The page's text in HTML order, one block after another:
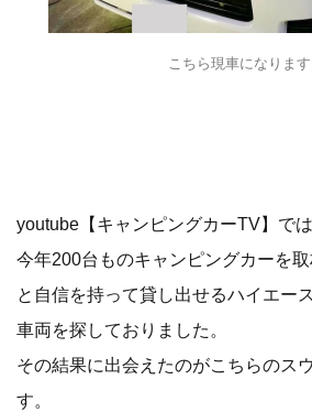
こちら現車になります
youtube【キャンピングカーTV】では
今年200台ものキャンピングカーを取
と自信を持って貸し出せるハイエー
車両を探しておりました。
その結果に出会えたのがこちらのス
す。